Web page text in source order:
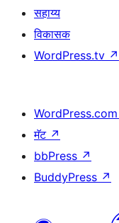
सहाय्य
विकासक
WordPress.tv ↗
WordPress.com
मॅट ↗
bbPress ↗
BuddyPress ↗